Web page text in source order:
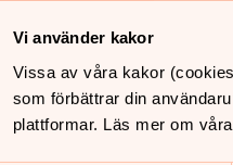
Vi använder kakor
Vissa av våra kakor
som förbättrar din
plattformar. Läs mer om